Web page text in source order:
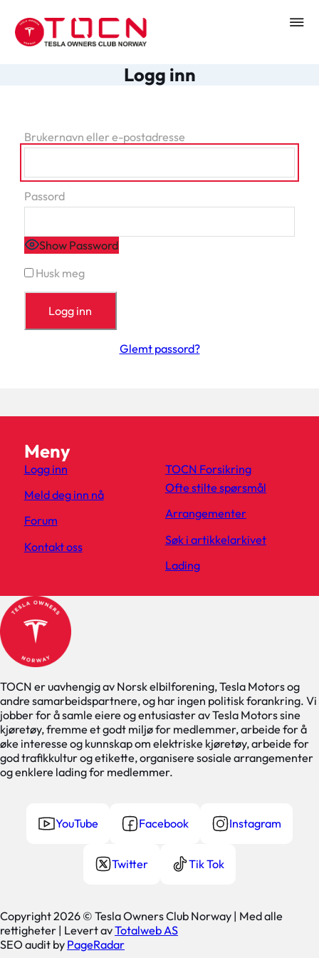
Logg inn
Brukernavn eller e-postadresse
Passord
Show Password
Husk meg
Glemt passord?
TOCN er uavhengig av Norsk elbilforening, Tesla Motors og
andre samarbeidspartnere, og har ingen politisk forankring. Vi
jobber for å samle eiere og entusiaster av Tesla Motors sine
kjøretøy, fremme et godt miljø for medlemmer, arbeide for å
øke interesse og kunnskap om elektriske kjøretøy, arbeide for
god trafikkultur og etikette, organisere sosiale arrangementer
og enklere lading for medlemmer.
YouTube Facebook Instagram
Twitter Tik Tok
Copyright 2026 © Tesla Owners Club Norway | Med alle
rettigheter | Levert avTotalweb AS
SEO audit by PageRadar
Meny
Logg inn
Meld deg inn nå
Forum
Kontakt oss
TOCN Forsikring
Ofte stilte spørsmål
Arrangementer
Søk i artikkelarkivet
Lading